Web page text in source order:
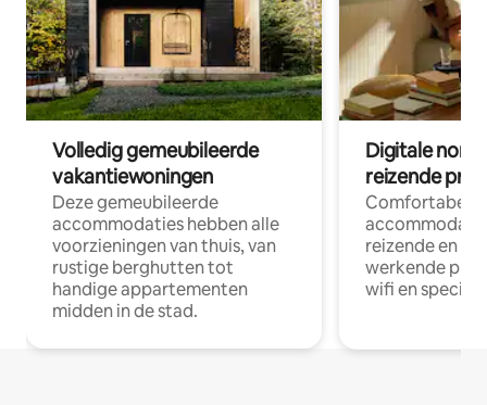
Volledig gemeubileerde
vakantiewoningen
Deze gemeubileerde
accommodaties hebben alle
voorzieningen van thuis, van
rustige berghutten tot
handige appartementen
midden in de stad.
Digitale
reizende
Comfortabele
reizende en
werkende
wifi en